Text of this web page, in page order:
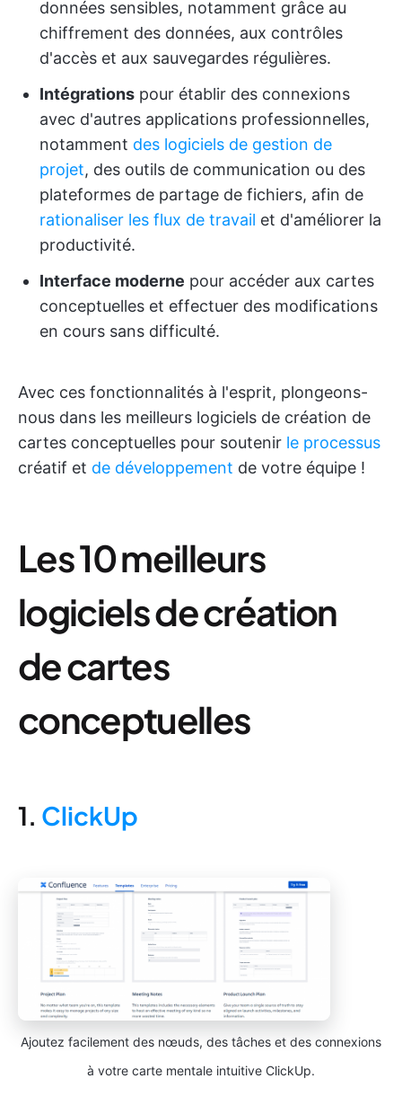
données sensibles, notamment grâce au
chiffrement des données, aux contrôles
d'accès et aux sauvegardes régulières.
Intégrations pour établir des connexions
avec d'autres applications professionnelles,
notamment des logiciels de gestion de
projet, des outils de communication ou des
plateformes de partage de fichiers, afin de
rationaliser les flux de travail et d'améliorer la
productivité.
Interface moderne pour accéder aux cartes
conceptuelles et effectuer des modifications
en cours sans difficulté.
Avec ces fonctionnalités à l'esprit, plongeons-
nous dans les meilleurs logiciels de création de
cartes conceptuelles pour soutenir le processus
créatif et de développement de votre équipe !
Les 10 meilleurs
logiciels de création
de cartes
conceptuelles
1. ClickUp
Ajoutez facilement des nœuds, des tâches et des connexions
à votre carte mentale intuitive ClickUp.